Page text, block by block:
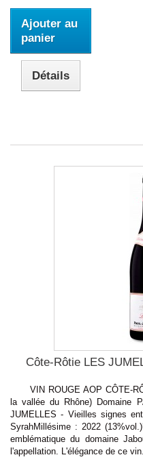
Ajouter au
panier
Détails
Côte-Rôtie LES
VIN ROUGE AOP CÔTE-
la vallée du Rhône) Domaine
JUMELLES - Vieilles signes
SyrahMillésime : 2022
emblématique du domaine
l'appellation. L'élégance de ce